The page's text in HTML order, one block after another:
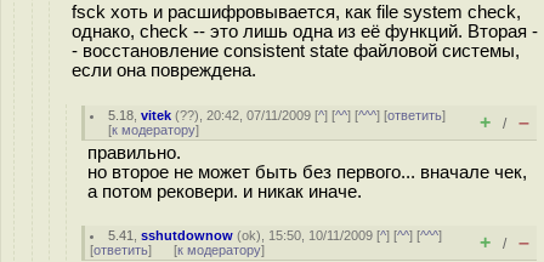
fsck хоть и расшифровывается, как file system check,
однако, check -- это лишь одна из её функций. Вторая -
- восстановление consistent state файловой системы,
если она повреждена.
5.18 ,vitek (??), 20:42, 07/11/2009 [^] [^^] [^^^] [ответить]
[к модератору] + / –
правильно.
но второе не может быть без первого... вначале чек,
а потом рековери. и никак иначе.
5.41 ,sshutdownow (ok), 15:50, 10/11/2009 [^] [^^] [^^^]
[ответить] [к модератору] + / –